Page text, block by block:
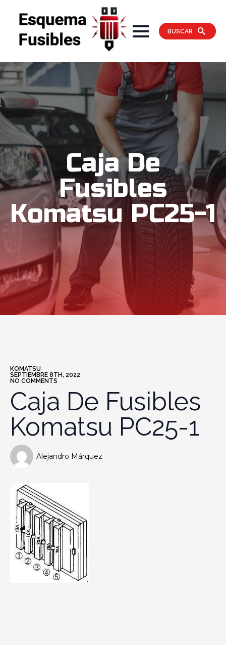
BUSCAR
Caja De
Fusibles
Komatsu PC25-1
KOMATSU
SEPTIEMBRE 8TH, 2022
NO COMMENTS
Caja De Fusibles
Komatsu PC25-1
Alejandro Márquez